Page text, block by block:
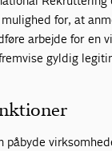
for, at
arbejde for en
gyldig
påbyde